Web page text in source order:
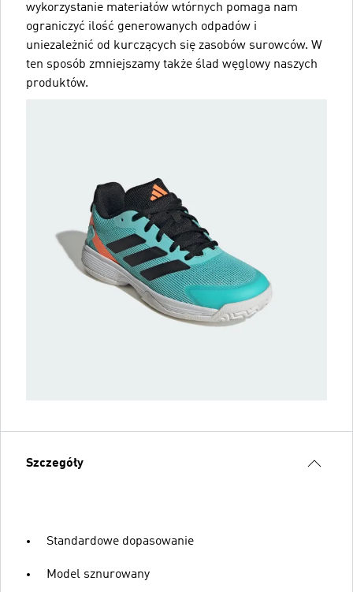
wykorzystanie materiałów wtórnych pomaga nam
ograniczyć ilość generowanych odpadów i
uniezależnić od kurczących się zasobów surowców. W
ten sposób zmniejszamy także ślad węglowy naszych
produktów.
Szczegóły
Standardowe dopasowanie
Model sznurowany